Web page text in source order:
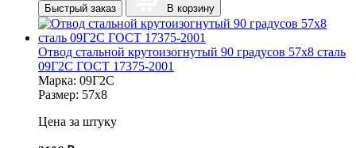
Быстрый заказ В корзину
Отвод стальной крутоизогнутый 90 градусов 57х8 сталь
09Г2С ГОСТ 17375-2001
Марка: 09Г2С
Размер: 57х8
Цена за штуку